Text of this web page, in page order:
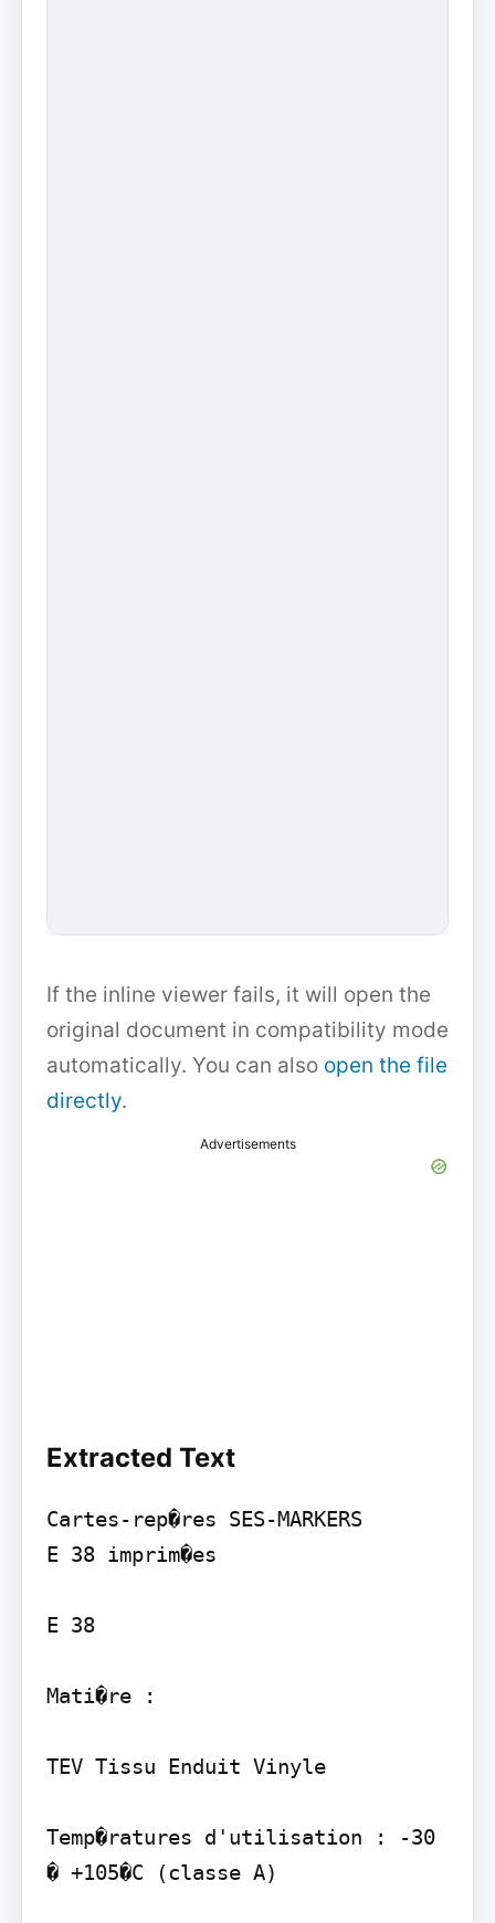
If the inline viewer fails, it will open the
original document in compatibility mode
automatically. You can also open the file
directly.
Advertisements
Extracted Text
Cartes-rep�res SES-MARKERS
E 38 imprim�es
E 38
Mati�re :
TEV Tissu Enduit Vinyle
Temp�ratures d'utilisation : -30
� +105�C (classe A)